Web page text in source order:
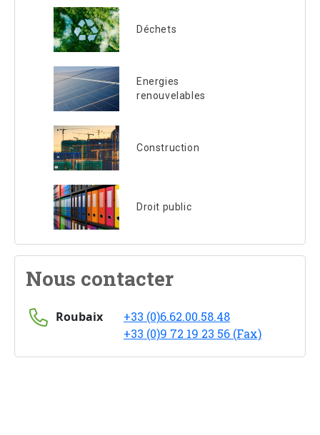
Déchets
Energies
renouvelables
Construction
Droit public
Nous contacter
Roubaix
+33 (0)6.62.00.58.48
+33 (0)9 72 19 23 56 (Fax)